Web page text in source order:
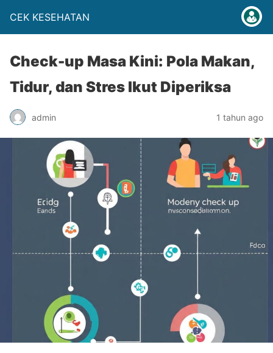
CEK KESEHATAN
Check-up Masa Kini: Pola Makan,
Tidur, dan Stres Ikut Diperiksa
admin 1 tahun ago